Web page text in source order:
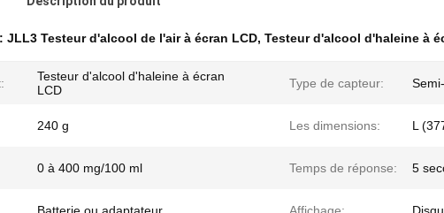
JLL3 Testeur d'alcool de l'air à écran LCD, Testeur d'alcool d'haleine à
Testeur d'alcool d'haleine à écran
LCD
Type de capteur:
240 g Les dimensions: L
0 à 400 mg/100 ml Temps de réponse: 5